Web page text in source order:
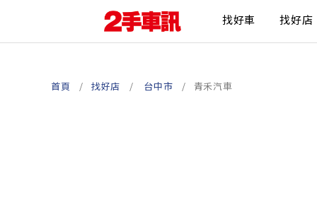
找好車 找好店
首頁 找好店 台中市 青禾汽車